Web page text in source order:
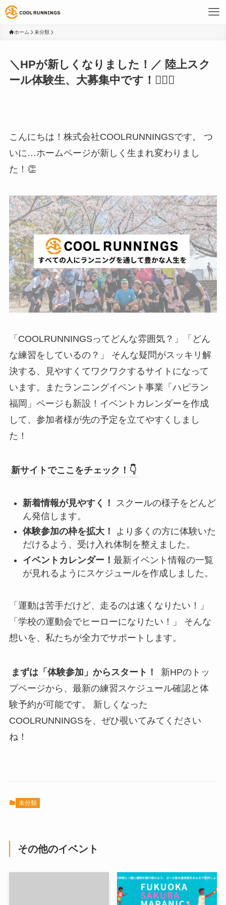
ホーム 未分類
＼HPが新しくなりました！／ 陸上スク
ール体験生、大募集中です！🏃‍♂️✨
こんにちは！株式会社COOLRUNNINGSです。 つ
いに…ホームページが新しく生まれ変わりまし
た！👏
「COOLRUNNINGSってどんな雰囲気？」「どん
な練習をしているの？」 そんな疑問がスッキリ解
決する、見やすくてワクワクするサイトになって
います。またランニングイベント事業「ハピラン
福岡」ページも新設！イベントカレンダーを作成
して、参加者様が先の予定を立てやすくしまし
た！
新サイトでここをチェック！👇
新着情報が見やすく！
スクールの様子をどんど
ん発信します。
体験参加の枠を拡大！
より多くの方に体験いた
だけるよう、受け入れ体制を整えました。
イベントカレンダー！ 最新イベント情報の一覧
が見れるようにスケジュールを作成しました。
「運動は苦手だけど、走るのは速くなりたい！」
「学校の運動会でヒーローになりたい！」 そんな
想いを、私たちが全力でサポートします。
まずは「体験参加」からスタート！
新HPのトッ
プページから、最新の練習スケジュール確認と体
験予約が可能です。 新しくなった
COOLRUNNINGSを、ぜひ覗いてみてください
ね！
未分類
その他のイベント